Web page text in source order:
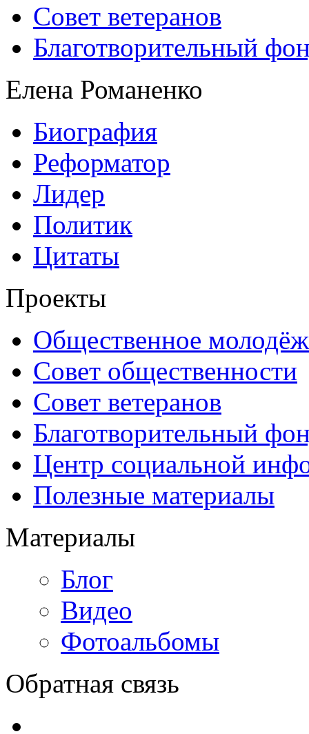
Совет ветеранов
Благотворительный
Елена Романенко
Биография
Реформатор
Лидер
Политик
Цитаты
Проекты
Общественное
Совет общественности
Совет ветеранов
Благотворительный
Центр социальной
Полезные материалы
Материалы
Блог
Видео
Фотоальбомы
Обратная связь